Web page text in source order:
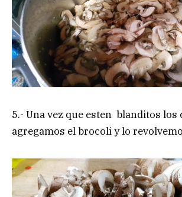
5.- Una vez que esten blanditos los
agregamos el brocoli y lo